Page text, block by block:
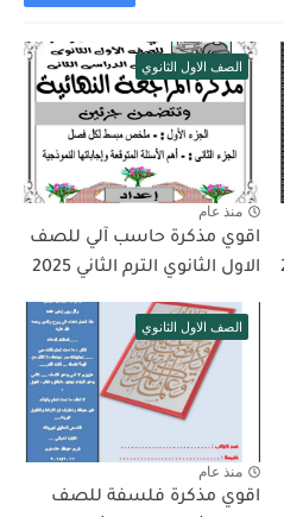
الصف الاول الثانوي
منذ عام
اقوي مذكرة حاسب آلي للصف
الاول الثانوي الترم الثاني 2025
الصف الاول الثانوي
منذ عام
اقوي مذكرة فلسفة للصف